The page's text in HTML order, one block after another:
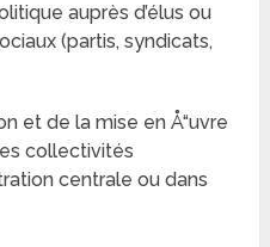
auprès d’élus ou
(partis, syndicats,
et de la mise en Å“uvre
collectivités
centrale ou dans